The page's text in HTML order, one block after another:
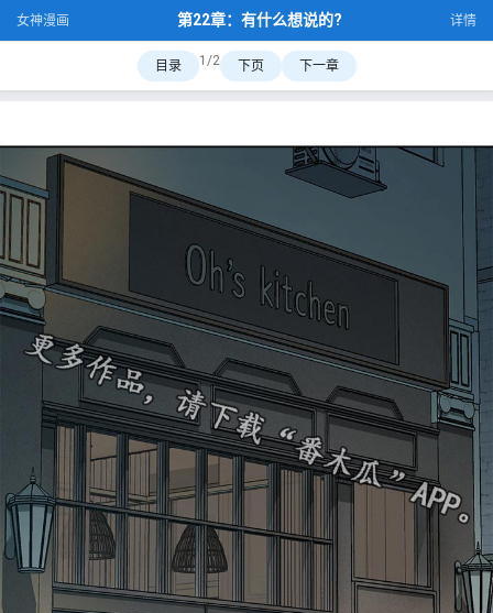
女神漫画 第22章：有什么想说的? 详情
目录 1/2 下页 下一章